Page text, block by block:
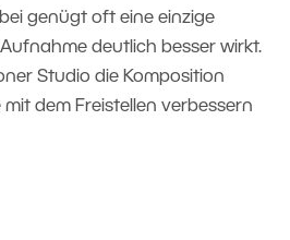
genügt oft eine einzige
deutlich besser wirkt.
Studio die Komposition
dem Freistellen verbessern